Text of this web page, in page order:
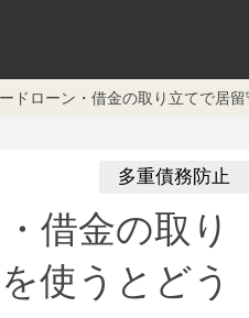
ドローン・借金の取り立てで居
多重債務防止
借金の取り
使うとどう